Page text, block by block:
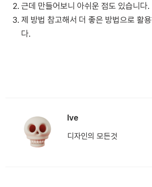
근데 만들어보니 아쉬운 점도 있습니다.
제 방법 참고해서 더 좋은 방법으로 활
다.
Ive
디자인의 모든것